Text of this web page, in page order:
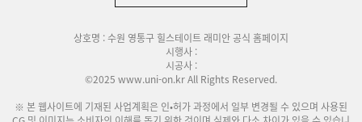
상호명 : 수원 영통구 힐스테이트 래미안 공식 홈페이지
시행사 :
시공사 :
©2025 www.uni-on.kr All Rights Reserved.
※ 본 웹사이트에 기재된 사업계획은 인•허가 과정에서 일부 변경될 수 있으며 사용된